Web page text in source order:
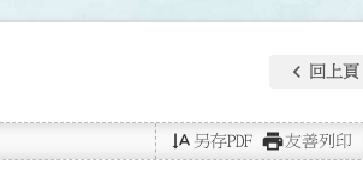
keyboard_arrow_left 回上頁
text_rotate_vertical 另存PDF print友善列印